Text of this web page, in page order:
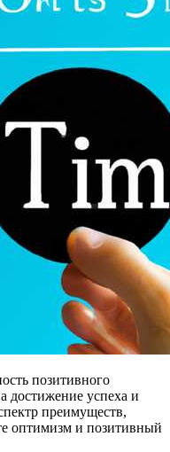
позитивного
достижение успеха и
преимуществ,
оптимизм и позитивный